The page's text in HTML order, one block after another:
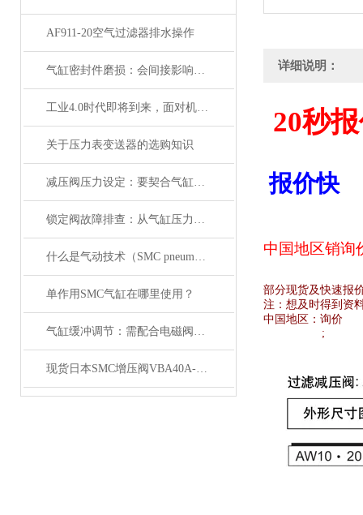
AF911-20空气过滤器排水操作
气缸密封件磨损：会间接影响电磁阀与锁定阀的性能吗
工业4.0时代即将到来，面对机遇与挑战，日本SMC该如何应对？
关于压力表变送器的选购知识
减压阀压力设定：要契合气缸负载与电磁阀的工作范围
锁定阀故障排查：从气缸压力变化与电磁阀信号入手
什么是气动技术（SMC pneumatics）
单作用SMC气缸在哪里使用？
气缸缓冲调节：需配合电磁阀的响应速度来调整
现货日本SMC增压阀VBA40A-04GN
详细说明：
20秒
报价快
中国地区销询
部分现货及快速报
注：想及时得到资
中国地区： 询价
;